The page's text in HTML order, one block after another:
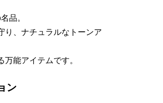
品。
り、ナチュラルなトーンア
能アイテムです。
ン